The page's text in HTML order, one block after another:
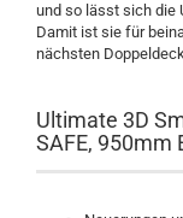
und so lässt sich die
Damit ist sie für
nächsten
Ultimate 3D
SAFE, 950mm